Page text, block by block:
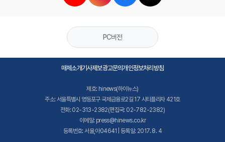
PC버전
매체소개기사제보광고문의개인정보처리방침
제호: hinews(하이뉴스)
주소: 서울특별시 영등포구 국제금융로2길 17 시티플라자 421호
전화: 02-313-2382(편집국: 02-782-2382)
이메일: press@hinews.co.kr
등록번호: 서울,아04641 | 등록일: 2017. 8. 4